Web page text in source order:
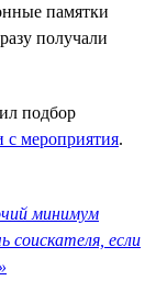
памятки
получали
подбор
с мероприятия.
минимум
соискателя, если